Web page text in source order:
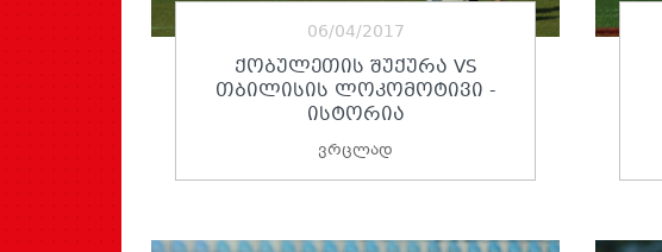
06/04/2017
ᲥᲝᲑᲣᲚᲔᲗᲘᲡ ᲨᲣᲥᲣᲠᲐ VS
ᲗᲑᲘᲚᲘᲡᲘᲡ ᲚᲝᲙᲝᲛᲝᲢᲘᲕᲘ -
ᲘᲡᲢᲝᲠᲘᲐ
ვრცლად